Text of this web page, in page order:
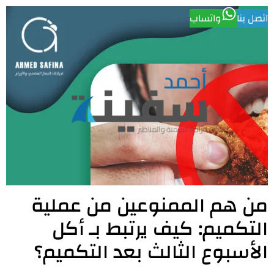
اتصل بنا
واتساب
من هم الممنوعين من عملية
التكميم: كيف يرتبط بـ أكل
الأسبوع الثالث بعد التكميم؟